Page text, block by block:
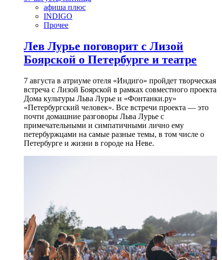
афиша плюс
INDIGO
Прочее
Лев Лурье поговорит с Лизой
Боярской о Петербурге и театре
7 августа в атриуме отеля «Индиго» пройдет творческая
встреча с Лизой Боярской в рамках совместного проекта
Дома культуры Льва Лурье и «Фонтанки.ру»
«Петербургский человек». Все встречи проекта — это
почти домашние разговоры Льва Лурье с
примечательными и симпатичными лично ему
петербуржцами на самые разные темы, в том числе о
Петербурге и жизни в городе на Неве.